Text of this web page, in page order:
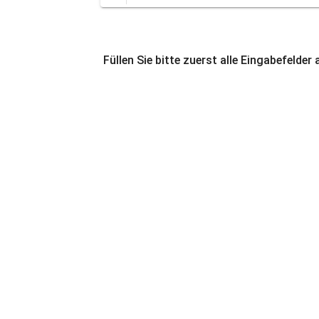
Füllen Sie bitte zuerst alle Eingabefelder